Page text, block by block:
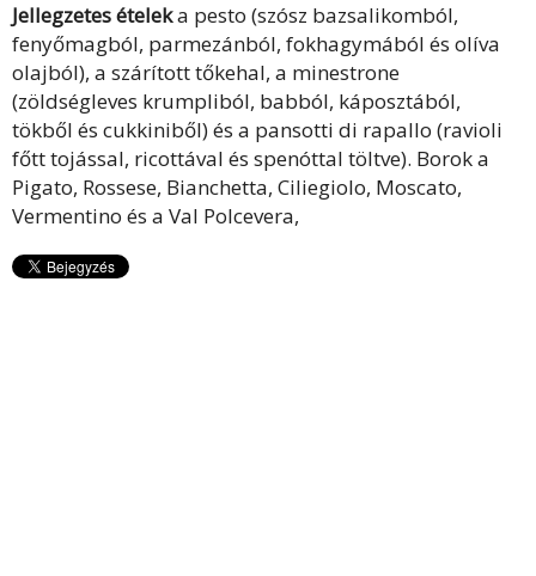
Jellegzetes ételeka pesto (szósz bazsalikomból,
fenyőmagból, parmezánból, fokhagymából és olíva
olajból), a szárított tőkehal, a minestrone
(zöldségleves krumpliból, babból, káposztából,
tökből és cukkiniből) és a pansotti di rapallo (ravioli
főtt tojással, ricottával és spenóttal töltve). Borok a
Pigato, Rossese, Bianchetta, Ciliegiolo, Moscato,
Vermentino és a Val Polcevera,